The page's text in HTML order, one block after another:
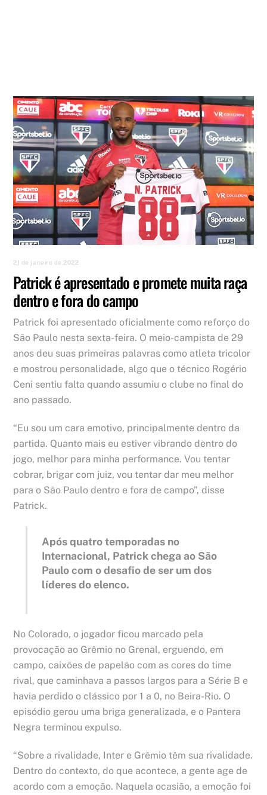
21 de janeiro de 2022
Patrick é apresentado e promete muita raça
dentro e fora do campo
Patrick foi apresentado oficialmente como reforço do
São Paulo nesta sexta-feira. O meio-campista de 29
anos deu suas primeiras palavras como atleta tricolor
e mostrou personalidade, algo que o técnico Rogério
Ceni sentiu falta quando assumiu o clube no final do
ano passado.
“Eu sou um cara emotivo, principalmente dentro da
partida. Quanto mais eu estiver vibrando dentro do
jogo, melhor para minha performance. Vou tentar
cobrar, brigar com juiz, vou tentar dar meu melhor
para o São Paulo dentro e fora de campo”, disse
Patrick.
Após quatro temporadas no
Internacional, Patrick chega ao São
Paulo com o desafio de ser um dos
líderes do elenco.
No Colorado, o jogador ficou marcado pela
provocação ao Grêmio no Grenal, erguendo, em
campo, caixões de papelão com as cores do time
rival, que caminhava a passos largos para a Série B e
havia perdido o clássico por 1 a 0, no Beira-Rio. O
episódio gerou uma briga generalizada, e o Pantera
Negra terminou expulso.
“Sobre a rivalidade, Inter e Grêmio têm sua rivalidade.
Dentro do contexto, do que acontece, a gente age de
acordo com a emoção. Naquela ocasião, a emoção foi